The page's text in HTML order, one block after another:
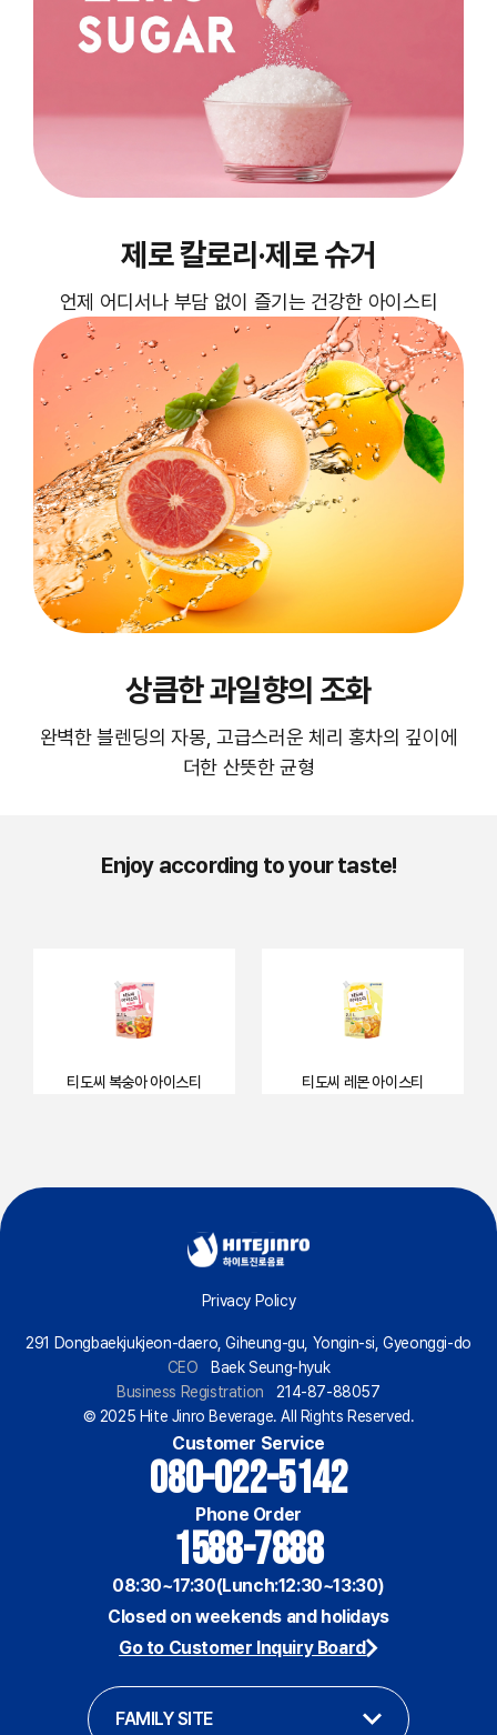
제로 칼로리·제로 슈거
언제 어디서나 부담 없이 즐기는 건강한 아이스티
상큼한 과일향의 조화
완벽한 블렌딩의 자몽, 고급스러운 체리 홍차의 깊이에
더한 산뜻한 균형
Enjoy according to your taste!
티도씨 복숭아 아이스티 티도씨 레몬 아이스티
Privacy Policy
291 Dongbaekjukjeon-daero, Giheung-gu, Yongin-si, Gyeonggi-do
CEO
Baek Seung-hyuk
Business Registration
214-87-88057
© 2025 Hite Jinro Beverage. All Rights Reserved.
Customer Service
080-022-5142
Phone Order
1588-7888
08:30~17:30(Lunch:12:30~13:30)
Closed on weekends and holidays
Go to Customer Inquiry Board
FAMILY SITE